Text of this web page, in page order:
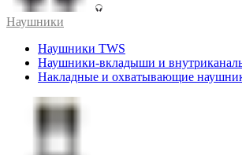
Наушники
Наушники TWS
Наушники-вкладыши и
Накладные и охватывающие